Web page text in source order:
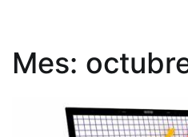
Mes: